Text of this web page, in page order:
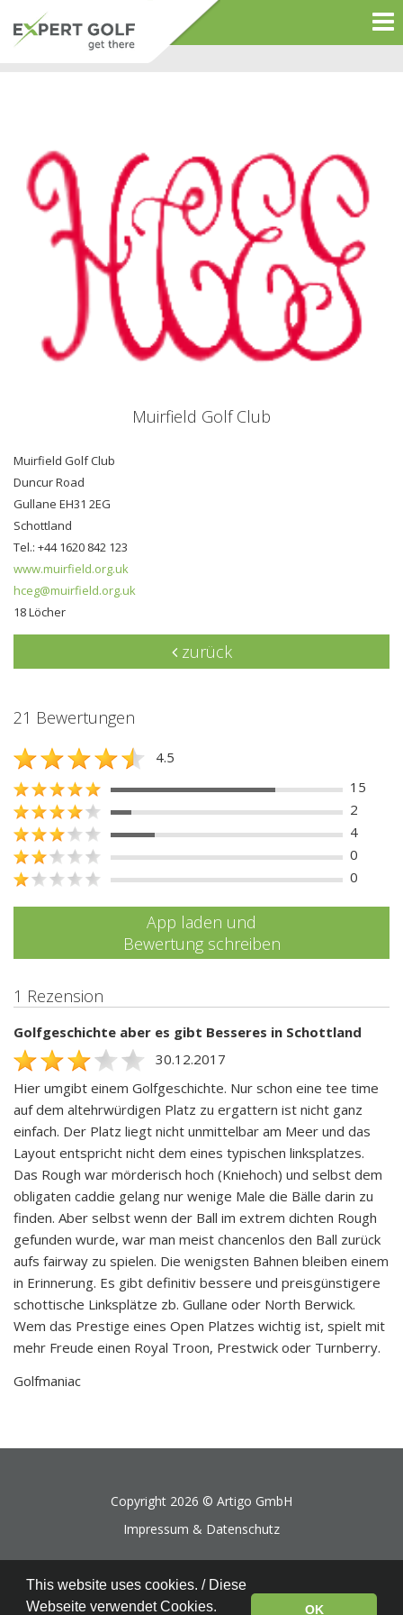
Muirfield Golf Club
Muirfield Golf Club
Duncur Road
Gullane EH31 2EG
Schottland
Tel.: +44 1620 842 123
www.muirfield.org.uk
hceg@muirfield.org.uk
18 Löcher
zurück
21 Bewertungen
4.5
15
2
4
0
0
App laden und
Bewertung schreiben
1 Rezension
Golfgeschichte aber es gibt Besseres in Schottland
30.12.2017
Hier umgibt einem Golfgeschichte. Nur schon eine tee time
auf dem altehrwürdigen Platz zu ergattern ist nicht ganz
einfach. Der Platz liegt nicht unmittelbar am Meer und das
Layout entspricht nicht dem eines typischen linksplatzes.
Das Rough war mörderisch hoch (Kniehoch) und selbst dem
obligaten caddie gelang nur wenige Male die Bälle darin zu
finden. Aber selbst wenn der Ball im extrem dichten Rough
gefunden wurde, war man meist chancenlos den Ball zurück
aufs fairway zu spielen. Die wenigsten Bahnen bleiben einem
in Erinnerung. Es gibt definitiv bessere und preisgünstigere
schottische Linksplätze zb. Gullane oder North Berwick.
Wem das Prestige eines Open Platzes wichtig ist, spielt mit
mehr Freude einen Royal Troon, Prestwick oder Turnberry.
Golfmaniac
Copyright 2026 © Artigo GmbH
Impressum & Datenschutz
This website uses cookies. / Diese
Webseite verwendet Cookies.
OK